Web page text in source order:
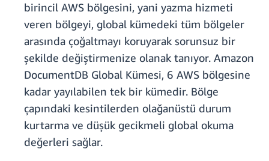
birincil AWS bölgesini, yani yazma hizmeti
veren bölgeyi, global kümedeki tüm bölgeler
arasında çoğaltmayı koruyarak sorunsuz bir
şekilde değiştirmenize olanak tanıyor. Amazon
DocumentDB Global Kümesi, 6 AWS bölgesine
kadar yayılabilen tek bir kümedir. Bölge
çapındaki kesintilerden olağanüstü durum
kurtarma ve düşük gecikmeli global okuma
değerleri sağlar.